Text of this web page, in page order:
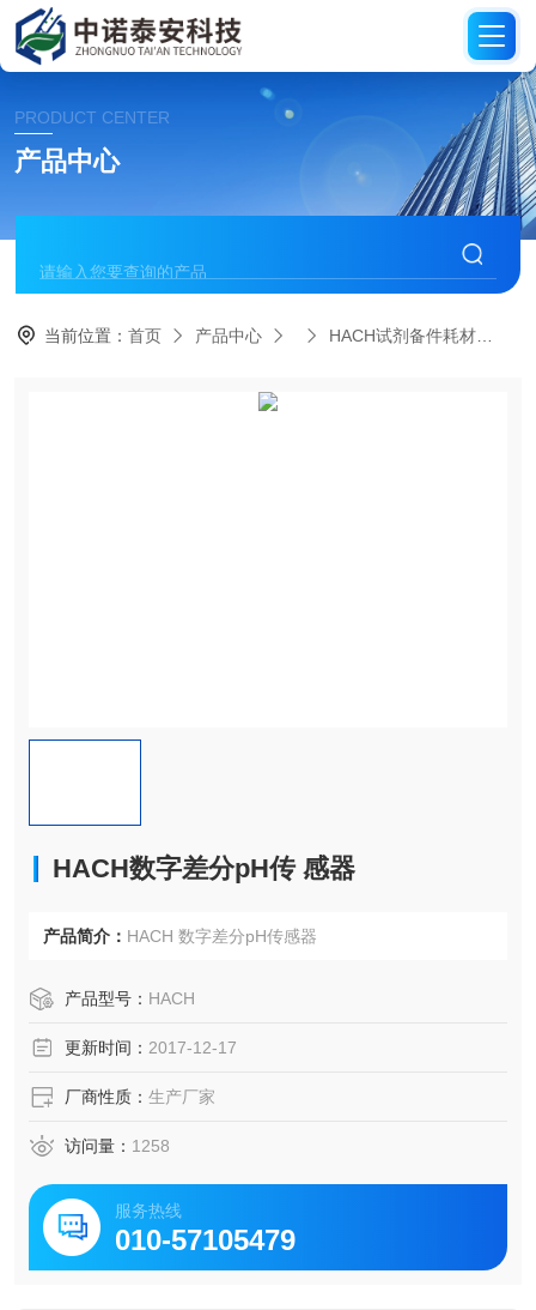
PRODUCT CENTER
产品中心
当前位置：首页 产品中心 HACH试剂备件耗材
HACH数字差分pH传 感器
产品简介： HACH 数字差分pH传感器
产品型号： HACH
更新时间： 2017-12-17
厂商性质： 生产厂家
访问量： 1258
服务热线
010-57105479